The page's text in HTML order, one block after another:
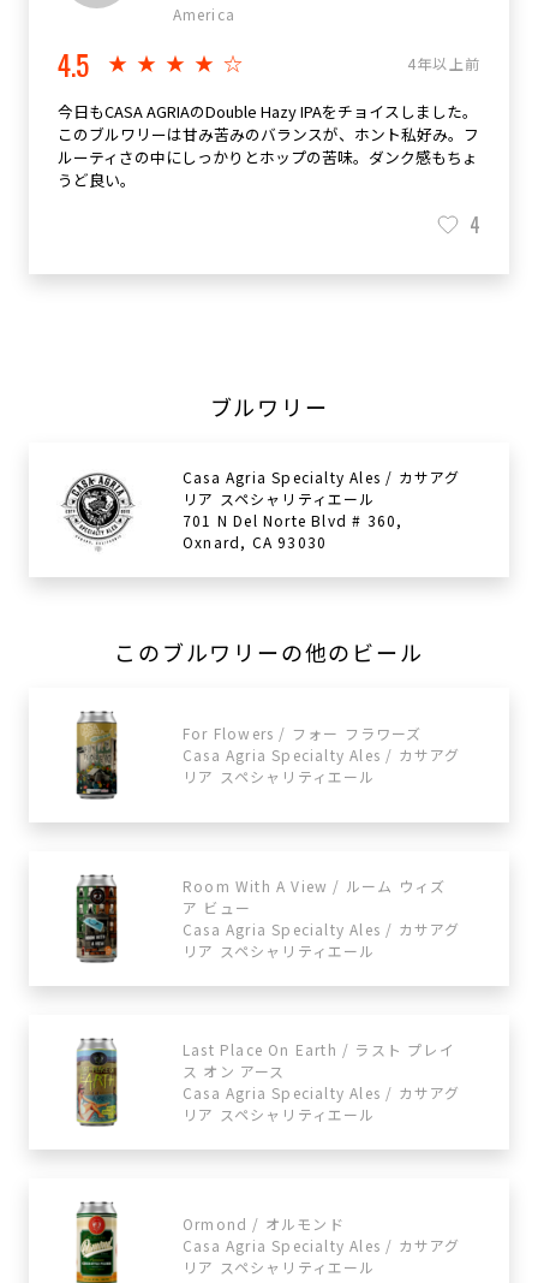
America
4.5 ★★★★☆ 4年以上前
今日もCASA AGRIAのDouble Hazy IPAをチョイスしました。
このブルワリーは甘み苦みのバランスが、ホント私好み。フ
ルーティさの中にしっかりとホップの苦味。ダンク感もちょ
うど良い。
4
ブルワリー
Casa Agria Specialty Ales / カサアグ
リア スペシャリティエール
701 N Del Norte Blvd # 360,
Oxnard, CA 93030
このブルワリーの他のビール
For Flowers / フォー フラワーズ
Casa Agria Specialty Ales / カサアグ
リア スペシャリティエール
Room With A View / ルーム ウィズ
ア ビュー
Casa Agria Specialty Ales / カサアグ
リア スペシャリティエール
Last Place On Earth / ラスト プレイ
ス オン アース
Casa Agria Specialty Ales / カサアグ
リア スペシャリティエール
Ormond / オルモンド
Casa Agria Specialty Ales / カサアグ
リア スペシャリティエール